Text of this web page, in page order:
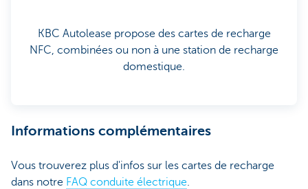
KBC Autolease propose des cartes de recharge
NFC, combinées ou non à une station de recharge
domestique.
Informations complémentaires
Vous trouverez plus d'infos sur les cartes de recharge
dans notre FAQ conduite électrique.